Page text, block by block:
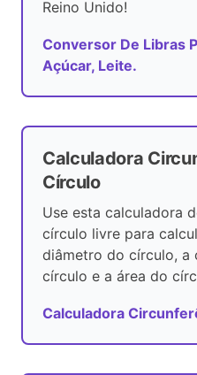
Reino Unido!
Conversor De Libras
Açúcar, Leite.
Calculadora
Círculo
Use esta calculadora
círculo livre para
diâmetro do círculo, a
círculo e a área do
Calculadora